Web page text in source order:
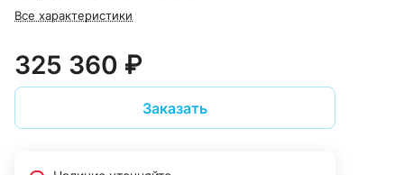
Все характеристики
325 360 ₽
Заказать